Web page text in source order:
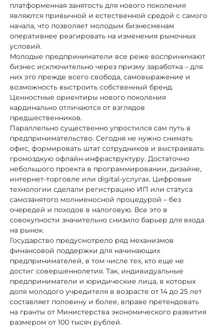
платформенная занятость для нового поколения
являются привычной и естественной средой с самого
начала, что позволяет молодым бизнесменам
оперативнее реагировать на изменения рыночных
условий.
Молодые предприниматели все реже воспринимают
бизнес исключительно через призму заработка – для
них это прежде всего свобода, самовыражение и
возможность выстроить собственный бренд.
Ценностные ориентиры нового поколения
кардинально отличаются от взглядов
предшественников.
Параллельно существенно упростился сам путь в
предпринимательство. Сегодня не нужно снимать
офис, формировать штат сотрудников и выстраивать
громоздкую офлайн-инфраструктуру. Достаточно
небольшого проекта в программировании, дизайне,
интернет-торговле или digital-услугах. Цифровые
технологии сделали регистрацию ИП или статуса
самозанятого молниеносной процедурой – без
очередей и походов в налоговую. Все это в
совокупности значительно снизило барьер для входа
на рынок.
Государство предусмотрело ряд механизмов
финансовой поддержки для начинающих
предпринимателей, в том числе тех, кто еще не
достиг совершеннолетия. Так, индивидуальные
предприниматели и юридические лица, в которых
доля молодого учредителя в возрасте от 14 до 25 лет
составляет половину и более, вправе претендовать
на гранты от Министерства экономического развития
размером от 100 тысяч рублей.